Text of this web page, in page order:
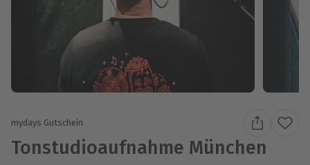
mydays Gutschein
Tonstudioaufnahme München